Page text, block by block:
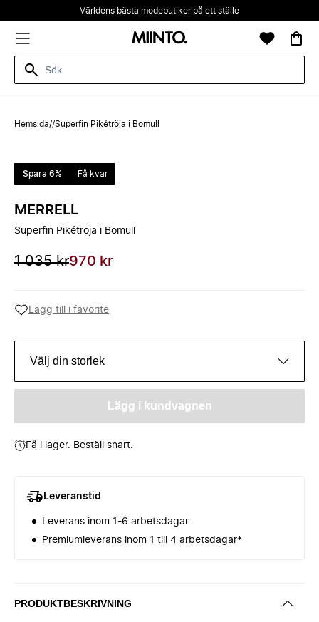
Världens bästa modebutiker på ett ställe
Hemsida//Superfin Pikétröja i Bomull
Spara 6% Få kvar
MERRELL
Superfin Pikétröja i Bomull
1 035 kr970 kr
Lägg till i favorite
Välj din storlek
Lägg i kundvagnen
Få i lager. Beställ snart.
Leveranstid
Leverans inom 1-6 arbetsdagar
Premiumleverans inom 1 till 4 arbetsdagar*
PRODUKTBESKRIVNING